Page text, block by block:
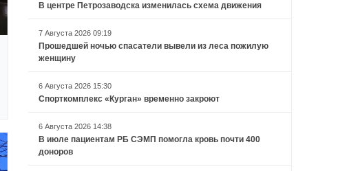
В центре Петрозаводска изменилась схема движения
7 Августа 2026 09:19
Прошедшей ночью спасатели вывели из леса пожилую
женщину
6 Августа 2026 15:30
Спорткомплекс «Курган» временно закроют
6 Августа 2026 14:38
В июле пациентам РБ СЭМП помогла кровь почти 400
доноров